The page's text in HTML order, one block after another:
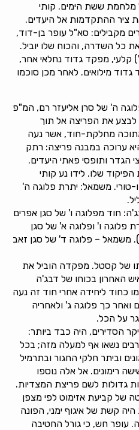
ששת הימים. קותי
ציר ההתקדמות אל היעדים.
מקבילים: סא"ל עופר בן-דוד,
כל השדרה, והכוח שלו יוביל.
קלעי, מפקד גדוד נחלאי אחר,
מילואים. לאחר מכן סוכמו
פלוגה ה' של סרן אליעזר רם, המ"פ
לבצע את הפריצה אל תוך
מחלקת-חוד, אשר נעה
ערוכה במבנה פריצה: רתק
הגדר ותופסי פאתי היעדים.
שלו. לידו נע קותי
טורי. משמאל: יתרת פלוגה ה'
חוד מפלוגה ו' של סגן אפרים
פלוגה ו' ופלוגה א' של סגן
משמאל – פלוגה ד' של סגן זאב
של קסטל. מפקדה הוביל את
האחרון בכוחו של דבג'ה
כחוד ליחידה אחרי חוד זה נעה
כך פלוגה ג' ולאחריה
על הכל.
הסדירים, היה כבד ביותר:
נשאו אף למעלה מזה; בכל
וביתר חלקי החגור ובתרמיל
רימונים. אל אלה נוספו
גדולות לשם פריצת המצדיות.
של קביעת אזימוט לפי מצפן
קשת של איגוף ימני, הפונה
עופר חש, כי גורל החטיבה